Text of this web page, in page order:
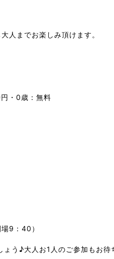
人までお楽しみ頂けます。
・0歳：無料
9：40）
ょう♪大人お1人のご参加もお待